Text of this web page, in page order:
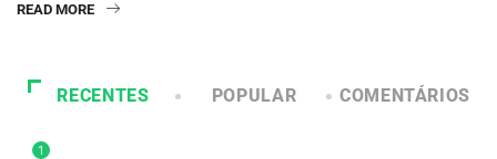
READ MORE
RECENTES POPULAR COMENTÁRIOS
1